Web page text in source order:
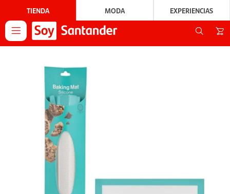
TIENDA MODA EXPERIENCIAS
